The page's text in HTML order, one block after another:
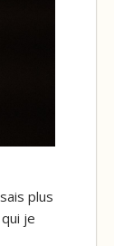
plus
je